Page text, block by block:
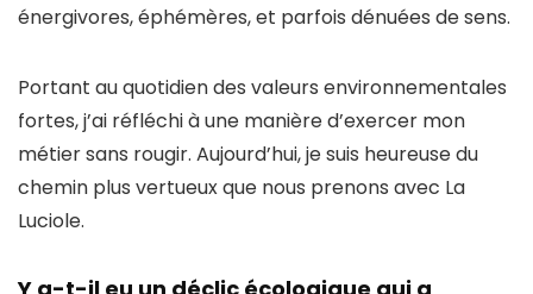
énergivores, éphémères, et parfois dénuées de sens.
Portant au quotidien des valeurs environnementales
fortes, j’ai réfléchi à une manière d’exercer mon
métier sans rougir. Aujourd’hui, je suis heureuse du
chemin plus vertueux que nous prenons avec La
Luciole.